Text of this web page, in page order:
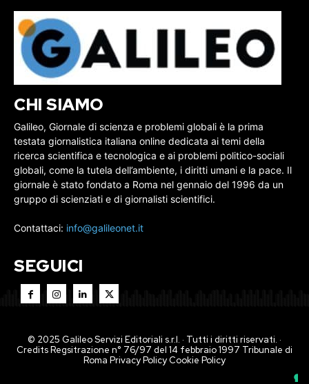
CHI SIAMO
Galileo, Giornale di scienza e problemi globali è la prima
testata giornalistica italiana online dedicata ai temi della
ricerca scientifica e tecnologica e ai problemi politico-sociali
globali, come la tutela dell’ambiente, i diritti umani e la pace. Il
giornale è stato fondato a Roma nel gennaio del 1996 da un
gruppo di scienziati e di giornalisti scientifici.
Contattaci: info@galileonet.it
SEGUICI
© 2025 Galileo Servizi Editoriali s.r.l. · Tutti i diritti riservati. ·
Credits Regsitrazione n° 76/97 del 14 febbraio 1997 Tribunale di
Roma Privacy PolicyCookie Policy